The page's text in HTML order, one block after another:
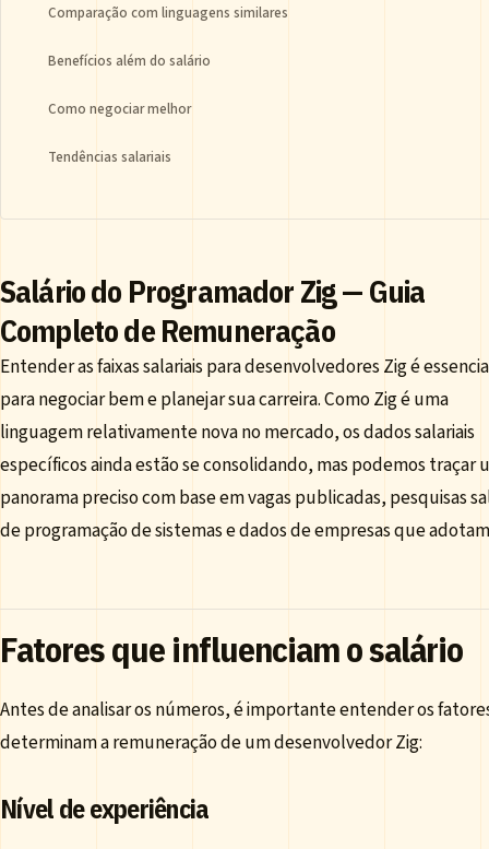
Comparação com linguagens similares
Benefícios além do salário
Como negociar melhor
Tendências salariais
Salário do Programador Zig — Guia
Completo de Remuneração
Entender as faixas salariais para desenvolvedores Zig é
para negociar bem e planejar sua carreira. Como Zig é uma
linguagem relativamente nova no mercado, os dados salariais
específicos ainda estão se consolidando, mas podemos traçar
panorama preciso com base em vagas publicadas, pesquisas
de programação de sistemas e dados de empresas que
Fatores que influenciam o salário
Antes de analisar os números, é importante entender os
determinam a remuneração de um desenvolvedor Zig:
Nível de experiência